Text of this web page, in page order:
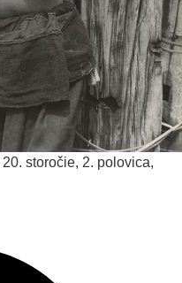
20. storočie, 2. polovica,